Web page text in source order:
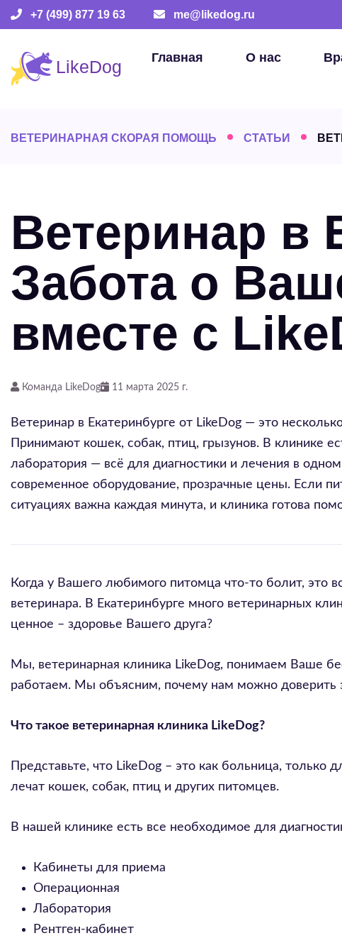
+7 (499) 877 19 63 me@likedog.ru
Главная О нас
ВЕТЕРИНАРНАЯ СКОРАЯ ПОМОЩЬ СТАТЬИ
Ветеринар в
Забота о
вместе с
Команда LikeDog 11 марта 2025 г.
Ветеринар в Екатеринбурге от LikeDog — это
Принимают кошек, собак, птиц, грызунов. В клинике
лаборатория — всё для диагностики и лечения в
современное оборудование, прозрачные цены. Если
ситуациях важна каждая минута, и клиника готова
Когда у Вашего любимого питомца что-то болит, это
ветеринара. В Екатеринбурге много ветеринарных
ценное – здоровье Вашего друга?
Мы, ветеринарная клиника LikeDog, понимаем Ваше
работаем. Мы объясним, почему нам можно доверить
Что такое ветеринарная клиника LikeDog?
Представьте, что LikeDog – это как больница,
лечат кошек, собак, птиц и других питомцев.
В нашей клинике есть все необходимое для
Кабинеты для приема
Операционная
Лаборатория
Рентген-кабинет